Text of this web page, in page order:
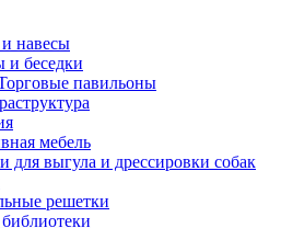
навесы
и беседки
павильоны
мебель
для выгула и дрессировки собак
решетки